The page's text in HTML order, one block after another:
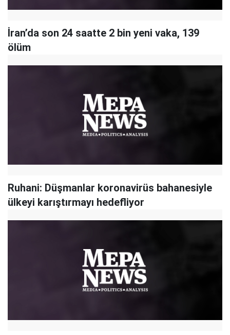
İran’da son 24 saatte 2 bin yeni vaka, 139
ölüm
Ruhani: Düşmanlar koronavirüs bahanesiyle
ülkeyi karıştırmayı hedefliyor